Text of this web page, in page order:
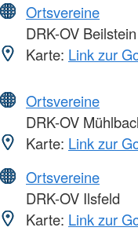
Ortsvereine
DRK-OV Beilstein
Karte: Link zur
Ortsvereine
DRK-OV
Karte: Link zur
Ortsvereine
DRK-OV Ilsfeld
Karte: Link zur